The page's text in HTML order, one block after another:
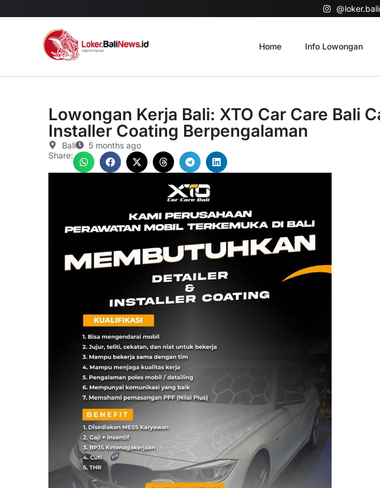
Home Info Lowongan
Lowongan Kerja Bali: XTO Car Care Bali
Installer Coating Berpengalaman
Bali
5 months ago
Share: